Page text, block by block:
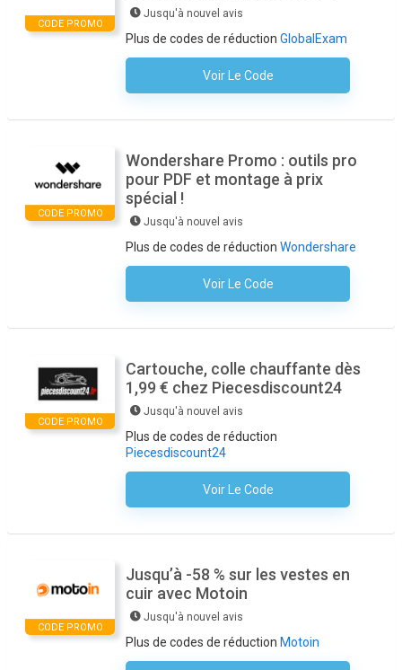
CODE PROMO
Jusqu'à nouvel avis
Plus de codes de réduction GlobalExam
Voir Le Code
Aucun Code N'est Nécessaire
CODE PROMO
Wondershare Promo : outils pro
pour PDF et montage à prix
spécial !
Jusqu'à nouvel avis
Plus de codes de réduction Wondershare
Voir Le Code
Aucun Code N'est Nécessaire
CODE PROMO
Cartouche, colle chauffante dès
1,99 € chez Piecesdiscount24
Jusqu'à nouvel avis
Plus de codes de réduction
Piecesdiscount24
Voir Le Code
Aucun Code N'est Nécessaire
CODE PROMO
Jusqu’à -58 % sur les vestes en
cuir avec Motoin
Jusqu'à nouvel avis
Plus de codes de réduction Motoin